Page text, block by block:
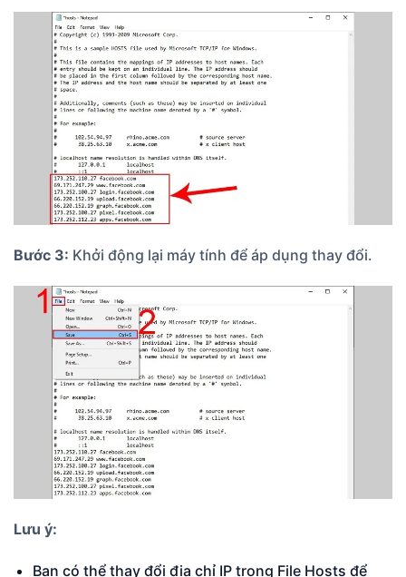
Bước 3: Khởi động lại máy tính để áp dụng thay đổi.
Lưu ý:
Bạn có thể thay đổi địa chỉ IP trong File Hosts để